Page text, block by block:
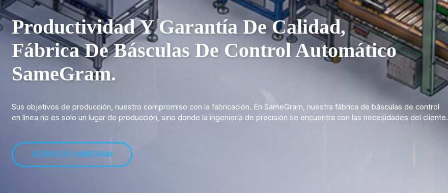
Productividad Y Garantía De Calidad,
Fábrica De Básculas De Control Automático
SameGram.
Sus objetivos de producción, nuestro compromiso con la fabricación. En SameGram, nuestra fábrica de básculas de control
en línea no es solo un lugar de producción, sino donde la ingeniería de precisión se encuentra con las necesidades del cliente.
ACERCA DE SAMEGRAM